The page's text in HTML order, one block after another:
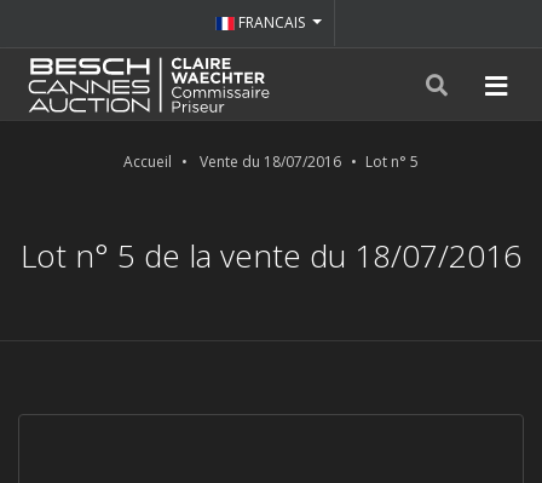
FRANCAIS
Accueil Vente du 18/07/2016 Lot n° 5
Lot n° 5 de la vente du 18/07/2016